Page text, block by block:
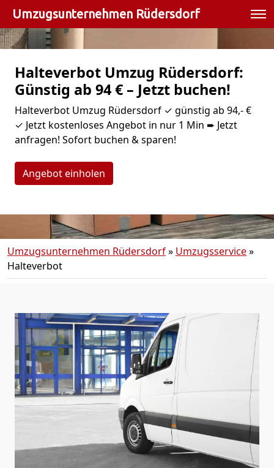
Umzugsunternehmen Rüdersdorf
Halteverbot Umzug Rüdersdorf:
Günstig ab 94 € – Jetzt buchen!
Halteverbot Umzug Rüdersdorf ✓ günstig ab 94,- €
✓ Jetzt kostenloses Angebot in nur 1 Min ➨ Jetzt
anfragen! Sofort buchen & sparen!
Angebot einholen
Umzugsunternehmen Rüdersdorf» Umzugsservice»
Halteverbot